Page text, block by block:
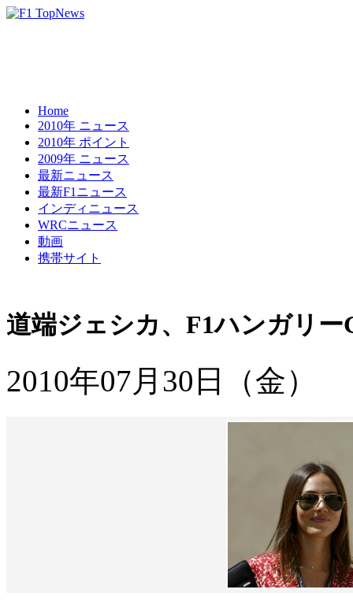
Home
2010年 ニュース
2010年 ポイント
2009年 ニュース
最新ニュース
最新F1ニュース
インディニュース
WRCニュース
動画
携帯サイト
道端ジェシカ、F1ハンガリ
2010年07月30日（金）